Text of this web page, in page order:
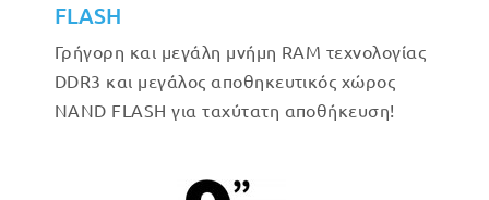
FLASH
Γρήγορη και μεγάλη μνήμη RAM τεχνολογίας
DDR3 και μεγάλος αποθηκευτικός χώρος
NAND FLASH για ταχύτατη αποθήκευση!